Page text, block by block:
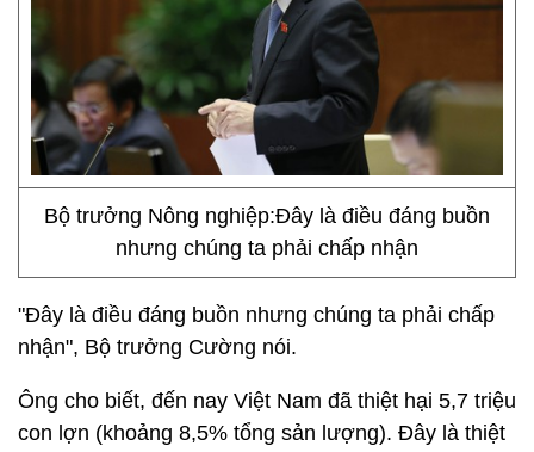
Bộ trưởng Nông nghiệp:Đây là điều đáng buồn
nhưng chúng ta phải chấp nhận
"Đây là điều đáng buồn nhưng chúng ta phải chấp
nhận", Bộ trưởng Cường nói.
Ông cho biết, đến nay Việt Nam đã thiệt hại 5,7 triệu
con lợn (khoảng 8,5% tổng sản lượng). Đây là thiệt